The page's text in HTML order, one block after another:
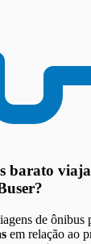
barato
?
de ônibus
em relação ao